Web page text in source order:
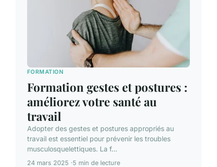
FORMATION
Formation gestes et postures :
améliorez votre santé au
travail
Adopter des gestes et postures appropriés au
travail est essentiel pour prévenir les troubles
musculosquelettiques. La f...
24 mars 2025 5 min de lecture